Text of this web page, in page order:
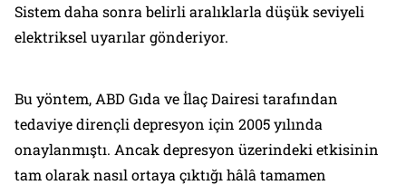
Sistem daha sonra belirli aralıklarla düşük seviyeli
elektriksel uyarılar gönderiyor.
Bu yöntem, ABD Gıda ve İlaç Dairesi tarafından
tedaviye dirençli depresyon için 2005 yılında
onaylanmıştı. Ancak depresyon üzerindeki etkisinin
tam olarak nasıl ortaya çıktığı hâlâ tamamen